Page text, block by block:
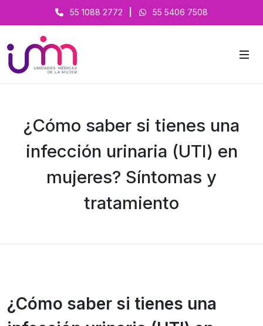
55 1088 2772 55 5406 7508
¿Cómo saber si tienes una
infección urinaria (UTI) en
mujeres? Síntomas y
tratamiento
¿Cómo saber si tienes una